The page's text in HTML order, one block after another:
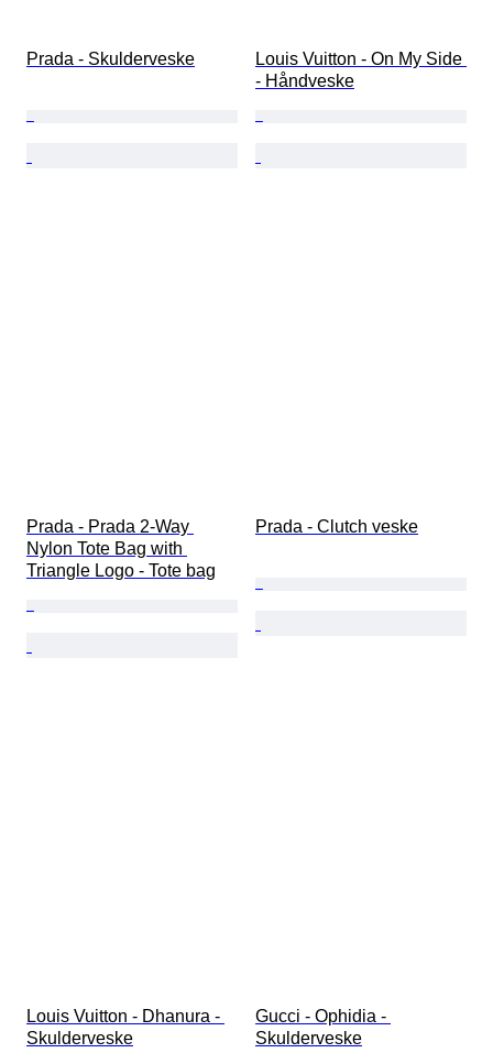
Prada - Skulderveske
Louis Vuitton - On My Side
- Håndveske
Prada - Prada 2-Way
Nylon Tote Bag with
Triangle Logo - Tote bag
Prada - Clutch veske
Louis Vuitton - Dhanura -
Skulderveske
Gucci - Ophidia -
Skulderveske